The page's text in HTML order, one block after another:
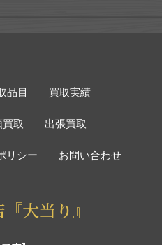
品目 買取実績
買取 出張買取
リシー お問い合わせ
大当り』